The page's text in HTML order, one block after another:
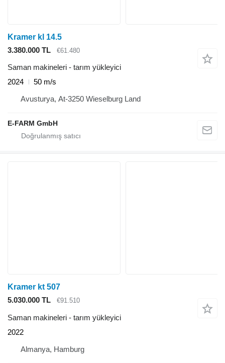
Kramer kl 14.5
3.380.000 TL
€61.480
Saman makineleri - tarım yükleyici
2024
50 m/s
Avusturya, At-3250 Wieselburg Land
E-FARM GmbH
Kramer kt 507
5.030.000 TL
€91.510
Saman makineleri - tarım yükleyici
2022
Almanya, Hamburg